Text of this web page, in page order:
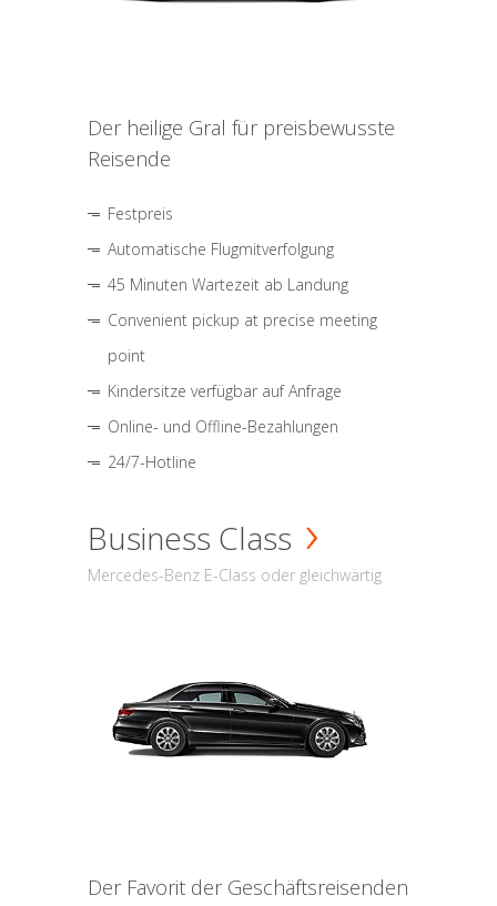
Der heilige Gral für preisbewusste
Reisende
Festpreis
Automatische Flugmitverfolgung
45 Minuten Wartezeit ab Landung
Convenient pickup at precise meeting
point
Kindersitze verfügbar auf Anfrage
Online- und Offline-Bezahlungen
24/7-Hotline
Business Class
Mercedes-Benz E-Class oder gleichwärtig
Der Favorit der Geschäftsreisenden